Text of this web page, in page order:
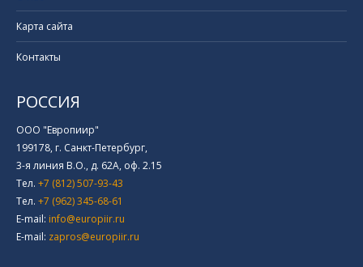
РОССИЯ
ООО "Европиир"
199178, г. Санкт-Петербург,
3-я линия В.О., д. 62А, оф. 2.15
Тел. +7 (812) 507-93-43
Тел. +7 (962) 345-68-61
E-mail: info@europiir.ru
E-mail: zapros@europiir.ru
Карта сайта
Контакты